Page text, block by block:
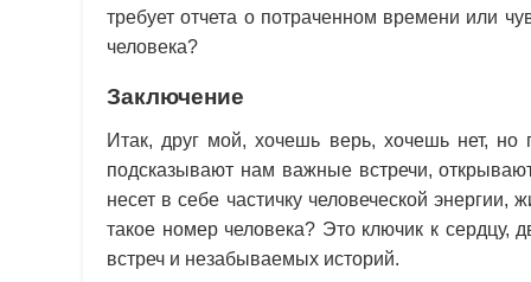
требует отчета о потраченном времени или
человека?
Заключение
Итак, друг мой, хочешь верь, хочешь нет, но
подсказывают нам важные встречи,
несет в себе частичку человеческой
такое номер человека? Это ключик к сердцу,
встреч и незабываемых историй.